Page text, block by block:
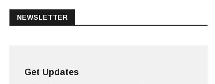
NEWSLETTER
Get Updates